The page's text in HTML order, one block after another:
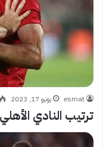
esmat يونيو 17, 2023
ترتيب النادي